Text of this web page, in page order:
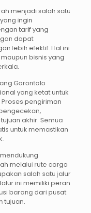
menjadi salah satu
ingin
tarif yang
dapat
lebih efektif. Hal ini
bisnis yang
Gorontalo
yang ketat untuk
pengiriman
akhir. Semua
untuk memastikan
melalui rute cargo
salah satu jalur
ini memiliki peran
barang dari pusat
tujuan.